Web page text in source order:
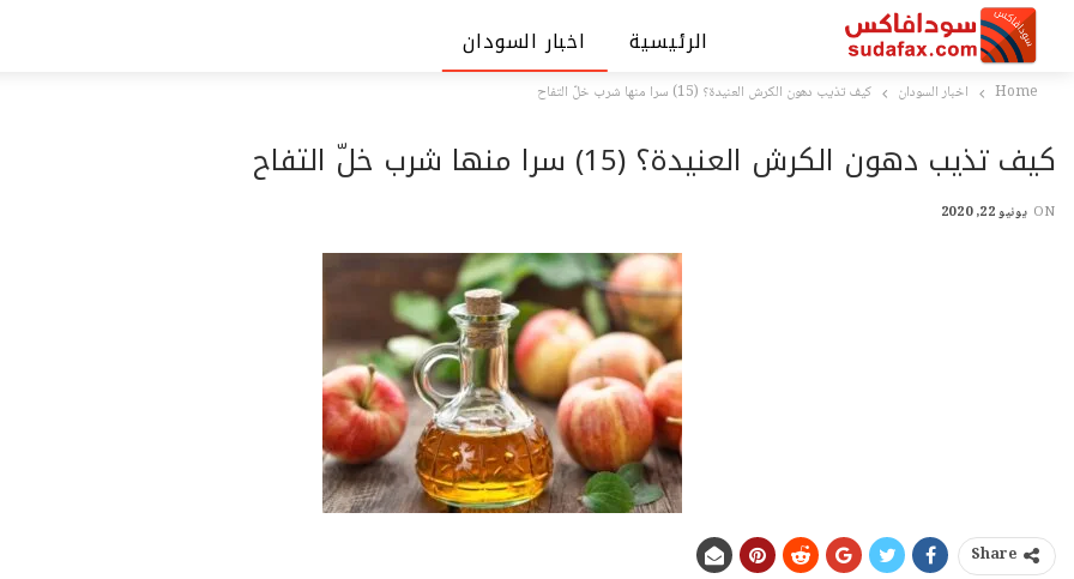
الرئيسية اخبار السودان
Home اخبار السودان كيف تذيب دهون الكرش العنيدة؟ (15) سرا منها شرب خلّ التفاح
كيف تذيب دهون الكرش العنيدة؟ (15) سرا منها شرب خلّ التفاح
ON يونيو 22, 2020
Share